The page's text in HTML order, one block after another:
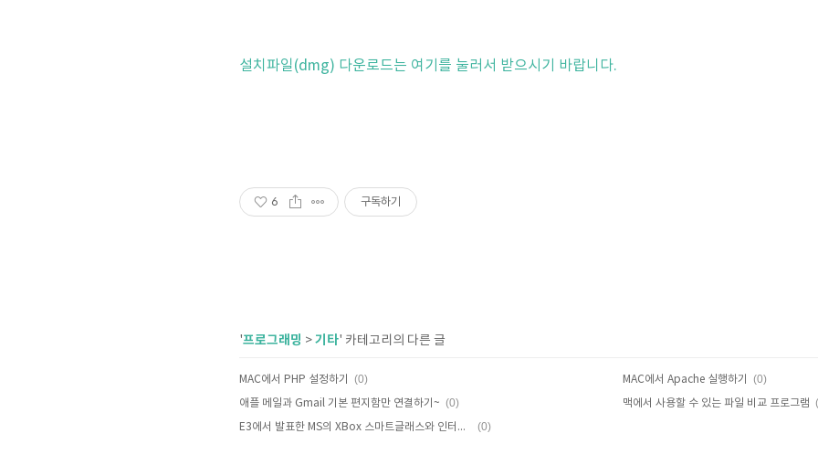
설치파일(dmg) 다운로드는 여기를 눌러서 받으시기 바랍니다.
6 구독하기
'프로그래밍 >기타' 카테고리의 다른 글
MAC에서 PHP 설정하기 (0) MAC에서 Apache 실행하기 (0)
애플 메일과 Gmail 기본 편지함만 연결하기~ (0) 맥에서 사용할 수 있는 파일 비교 프로그램
E3에서 발표한 MS의 XBox 스마트글래스와 인터넷 익스플로러 fox XBox (0)